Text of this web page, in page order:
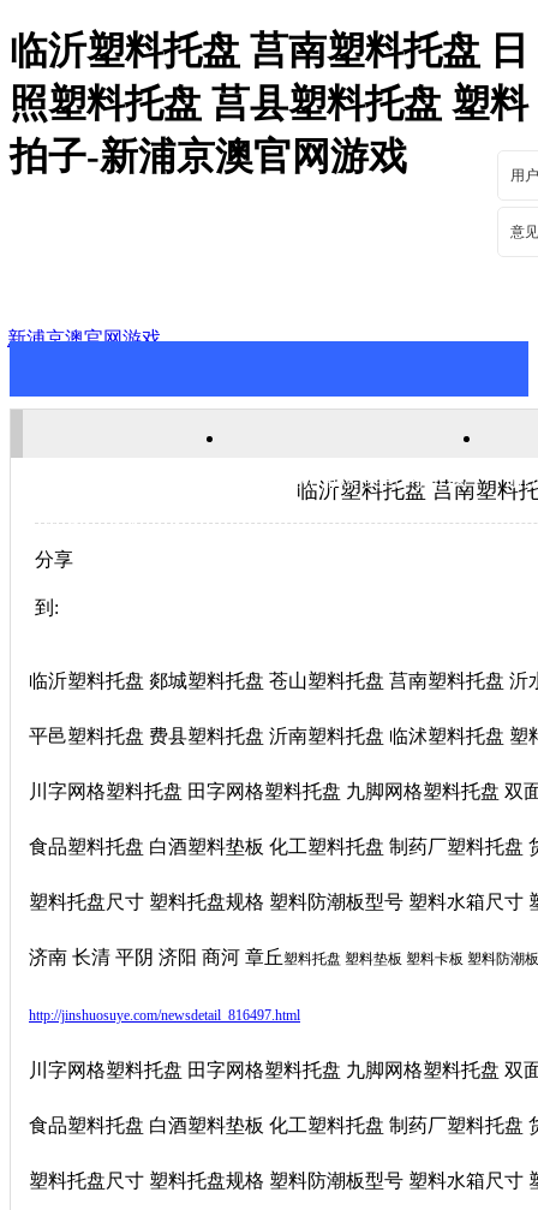
临沂塑料托盘 莒南塑料托盘 日
照塑料托盘 莒县塑料托盘 塑料
拍子-新浦京澳官网游戏
用
意
新浦京澳官网游戏
关于新浦京澳官网游戏 新
临沂塑料托盘 莒南塑料
分享
到:
临沂塑料托盘 郯城塑料托盘 苍山塑料托盘 莒南塑料托盘
平邑塑料托盘 费县塑料托盘 沂南塑料托盘 临沭塑料托盘
川字网格塑料托盘 田字网格塑料托盘 九脚网格塑料托盘
食品塑料托盘 白酒塑料垫板 化工塑料托盘 制药厂塑料托
塑料托盘尺寸 塑料托盘规格 塑料防潮板型号 塑料水箱尺寸
济南 长清 平阴 济阳 商河 章丘塑料托盘 塑料垫板 塑料卡板 塑料防潮
http://jinshuosuye.com/newsdetail_816497.html
川字网格塑料托盘 田字网格塑料托盘 九脚网格塑料托盘
食品塑料托盘 白酒塑料垫板 化工塑料托盘 制药厂塑料托
塑料托盘尺寸 塑料托盘规格 塑料防潮板型号 塑料水箱尺寸